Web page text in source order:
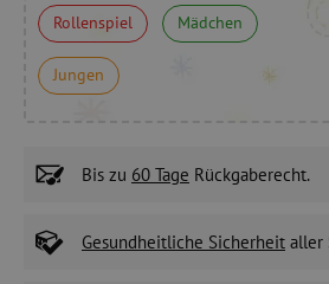
Rollenspiel Mädchen
Jungen
Bis zu 60 Tage Rückgaberecht.
Gesundheitliche Sicherheit aller